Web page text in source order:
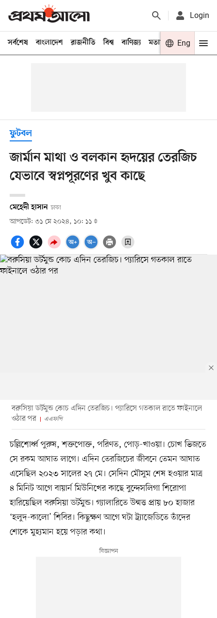
Login
সর্বশেষ বাংলাদেশ রাজনীতি বিশ্ব বাণিজ্য মতামত খেলা
Eng
ফুটবল
জার্মান মাথা ও বলকান হৃদয়ের তেরজিচ
যেভাবে স্বপ্নপূরণের খুব কাছে
মেহেদী হাসান ঢাকা
আপডেট: ৩১ মে ২০২৪, ১০: ১১
বরুসিয়া ডর্টমুন্ড কোচ এদিন তেরজিচ। প্যারিসে গতকাল রাতে ফাইনালে
ওঠার পর
এএফপি
চল্লিশোর্ধ্ব পুরুষ, শক্তপোক্ত, পরিণত, পোড়-খাওয়া। চোখ ভিজতে
সে রকম আঘাত লাগে। এদিন তেরজিচের জীবনে তেমন আঘাত
এসেছিল ২০২৩ সালের ২৭ মে। সেদিন মৌসুম শেষ হওয়ার মাত্র
৪ মিনিট আগে বায়ার্ন মিউনিখের কাছে বুন্দেসলিগা শিরোপা
হারিয়েছিল বরুসিয়া ডর্টমুন্ড। গ্যালারিতে উন্মত্ত প্রায় ৮০ হাজার
‘হলুদ-কালো’ শিবির। কিছুক্ষণ আগে ঘটা ট্র্যাজেডিতে তাঁদের
শোকে মুহ্যমান হয়ে পড়ার কথা।